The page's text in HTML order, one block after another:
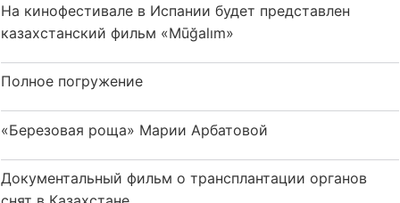
На кинофестивале в Испании будет представлен
казахстанский фильм «Mūğalım»
Полное погружение
«Березовая роща» Марии Арбатовой
Документальный фильм о трансплантации органов